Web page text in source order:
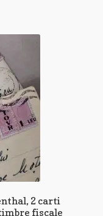
2 carti
fiscale